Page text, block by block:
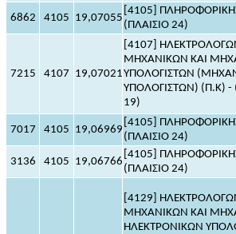
6862 4105 19,07055
[4105]
(ΠΛΑΙΣΙΟ 24)
7215 4107 19,07021
[4107]
ΜΗΧΑΝΙΚΩΝ ΚΑΙ
ΥΠΟΛΟΓΙΣΤΩΝ
ΥΠΟΛΟΓΙΣΤΩΝ) (Π.Κ) -
19)
7017 4105 19,06969
[4105]
(ΠΛΑΙΣΙΟ 24)
3136 4105 19,06766
[4105]
(ΠΛΑΙΣΙΟ 24)
[4129]
ΜΗΧΑΝΙΚΩΝ ΚΑΙ
ΗΛΕΚΤΡΟΝΙΚΩΝ